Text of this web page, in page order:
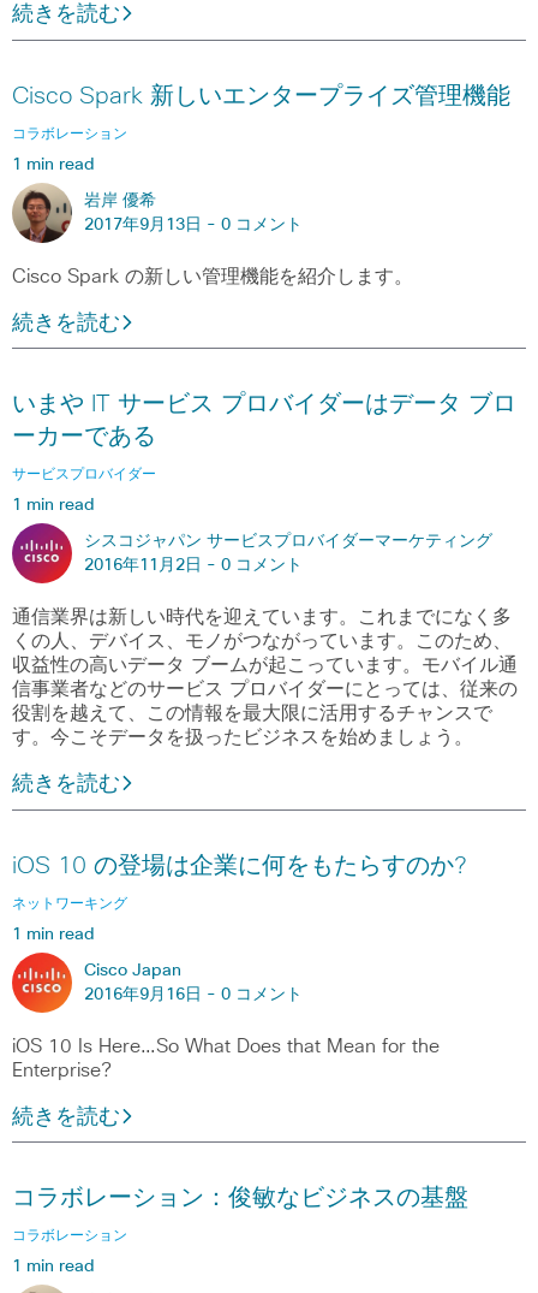
続きを読む
Cisco Spark 新しいエンタープライズ管理機能
コラボレーション
1 min read
岩岸 優希
2017年9月13日 - 0 コメント
Cisco Spark の新しい管理機能を紹介します。
続きを読む
いまや IT サービス プロバイダーはデータ ブロ
ーカーである
サービスプロバイダー
1 min read
シスコジャパン サービスプロバイダーマーケティング
2016年11月2日 - 0 コメント
通信業界は新しい時代を迎えています。これまでになく多
くの人、デバイス、モノがつながっています。このため、
収益性の高いデータ ブームが起こっています。モバイル通
信事業者などのサービス プロバイダーにとっては、従来の
役割を越えて、この情報を最大限に活用するチャンスで
す。今こそデータを扱ったビジネスを始めましょう。
続きを読む
iOS 10 の登場は企業に何をもたらすのか?
ネットワーキング
1 min read
Cisco Japan
2016年9月16日 - 0 コメント
iOS 10 Is Here…So What Does that Mean for the
Enterprise?
続きを読む
コラボレーション：俊敏なビジネスの基盤
コラボレーション
1 min read